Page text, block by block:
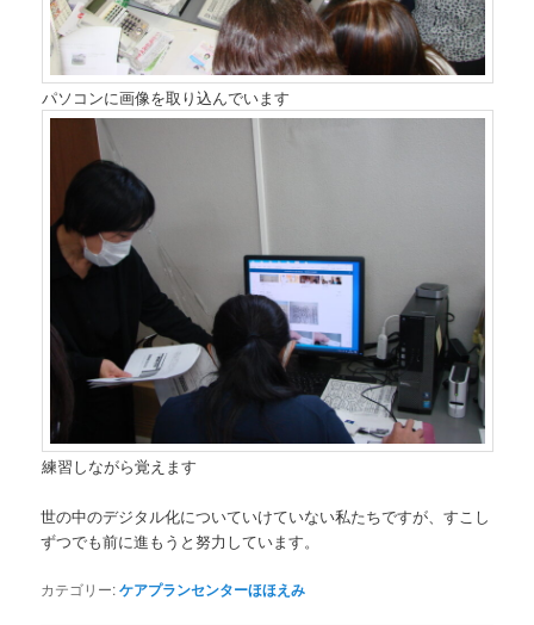
パソコンに画像を取り込んでいます
練習しながら覚えます
世の中のデジタル化についていけていない私たちですが、すこし
ずつでも前に進もうと努力しています。
カテゴリー:ケアプランセンターほほえみ